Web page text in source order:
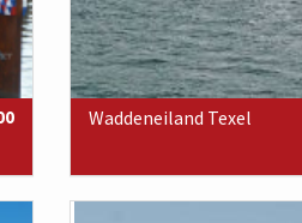
Waddeneiland Texel